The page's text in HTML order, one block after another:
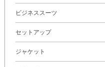
ビジネススーツ
セットアップ
ジャケット